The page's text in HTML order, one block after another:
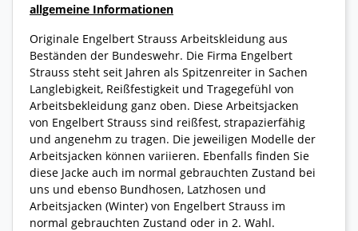
allgemeine Informationen
Originale Engelbert Strauss Arbeitskleidung aus
Beständen der Bundeswehr. Die Firma Engelbert
Strauss steht seit Jahren als Spitzenreiter in Sachen
Langlebigkeit, Reißfestigkeit und Tragegefühl von
Arbeitsbekleidung ganz oben. Diese Arbeitsjacken
von Engelbert Strauss sind reißfest, strapazierfähig
und angenehm zu tragen. Die jeweiligen Modelle der
Arbeitsjacken können variieren. Ebenfalls finden Sie
diese Jacke auch im normal gebrauchten Zustand bei
uns und ebenso Bundhosen, Latzhosen und
Arbeitsjacken (Winter) von Engelbert Strauss im
normal gebrauchten Zustand oder in 2. Wahl.